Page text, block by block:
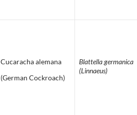
Cucaracha alemana
(German Cockroach)
Blattella germanica
(Linnaeus)